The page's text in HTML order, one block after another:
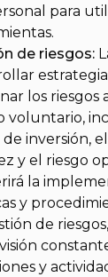
para
de riesgos:
los riesgos
voluntario,
de inversión,
y el riesgo
la
y
de
y